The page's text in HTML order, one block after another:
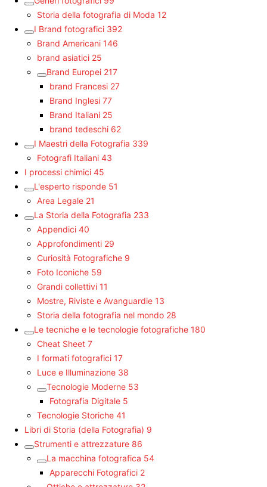
Storia della fotografia di Moda 12
I Brand fotografici 392
Brand Americani 146
brand asiatici 25
Brand Europei 217
brand Francesi 27
Brand Inglesi 77
Brand Italiani 25
brand tedeschi 62
I Maestri della Fotografia 339
Fotografi Italiani 43
I processi chimici 45
L'esperto risponde 51
Area Legale 21
La Storia della Fotografia 233
Appendici 40
Approfondimenti 29
Curiosità Fotografiche 9
Foto Iconiche 59
Grandi collettivi 11
Mostre, Riviste e Avanguardie 13
Storia della fotografia nel mondo 28
Le tecniche e le tecnologie fotografiche 180
Cheat Sheet 7
I formati fotografici 17
Luce e Illuminazione 38
Tecnologie Moderne 53
Fotografia Digitale 5
Tecnologie Storiche 41
Libri di Storia (della Fotografia) 9
Strumenti e attrezzature 86
La macchina fotografica 54
Apparecchi Fotografici 2